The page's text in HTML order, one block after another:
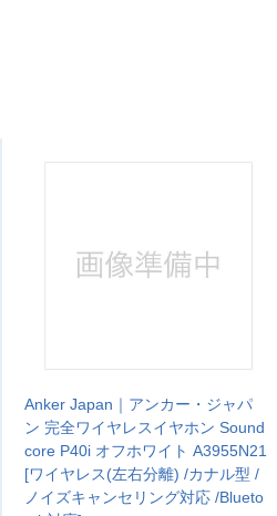
Anker Japan｜アンカー・ジャパ
ン 完全ワイヤレスイヤホン Sound
core P40i オフホワイト A3955N21
[ワイヤレス(左右分離) /カナル型 /
ノイズキャンセリング対応 /Blueto